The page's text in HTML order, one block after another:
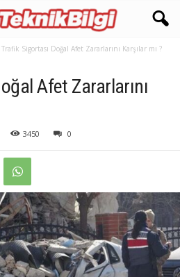
Trafik Sigortası Doğal Afet Zararlarını Karşılar mı ?
Afet Zararlarını
3450 0